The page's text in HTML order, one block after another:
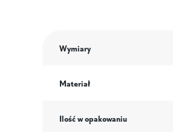
Wymiary
Materiał
Ilość w opakowaniu